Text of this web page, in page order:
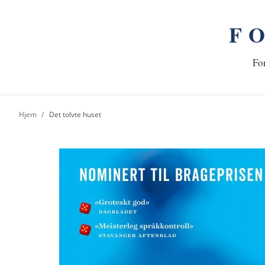
Hjem Det tolvte huset